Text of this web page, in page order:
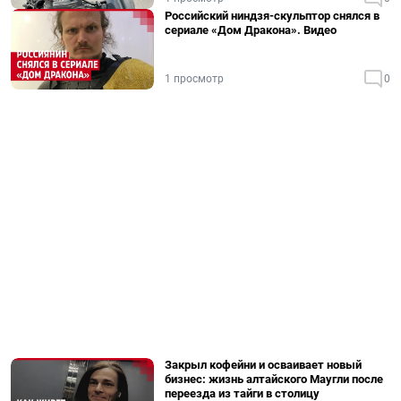
Российский ниндзя-скульптор снялся в
сериале «Дом Дракона». Видео
1 просмотр 0
Закрыл кофейни и осваивает новый
бизнес: жизнь алтайского Маугли после
переезда из тайги в столицу